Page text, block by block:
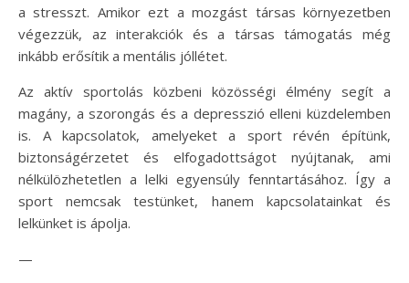
a stresszt. Amikor ezt a mozgást társas környezetben
végezzük, az interakciók és a társas támogatás még
inkább erősítik a mentális jóllétet.
Az aktív sportolás közbeni közösségi élmény segít a
magány, a szorongás és a depresszió elleni küzdelemben
is. A kapcsolatok, amelyeket a sport révén építünk,
biztonságérzetet és elfogadottságot nyújtanak, ami
nélkülözhetetlen a lelki egyensúly fenntartásához. Így a
sport nemcsak testünket, hanem kapcsolatainkat és
lelkünket is ápolja.
—